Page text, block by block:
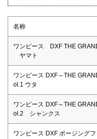
名称
ワンピース DXF THE
ヤマト
ワンピース DXF～THE
ol.1 ウタ
ワンピース DXF～THE
ol.2 シャンクス
ワンピース DXF ポージング